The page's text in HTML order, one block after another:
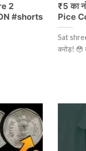
2
#shorts
₹5 का
Pice
Sat
करोड़! 😳